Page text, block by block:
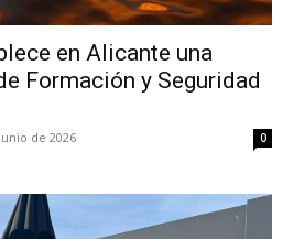
en Alicante una
Formación y Seguridad
de 2026 0